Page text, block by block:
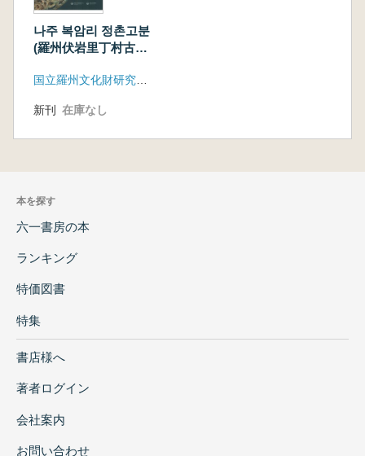
나주 복암리 정촌고분
(羅州伏岩里丁村古
に共に眠る
新刊 在庫なし
本を探す
六一書房の本
ランキング
特価図書
特集
書店様へ
著者ログイン
会社案内
お問い合わせ